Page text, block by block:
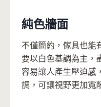
純色牆面
不僅簡約，傢具也能
要以白色基調為主，
容易讓人產生壓迫感
調，可讓視野更加寬